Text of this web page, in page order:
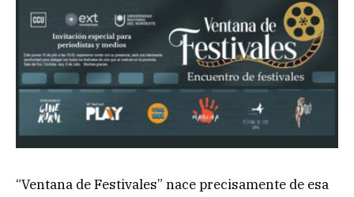
“Ventana de Festivales” nace precisamente de esa